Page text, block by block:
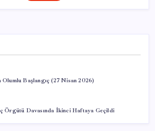
Başlangıç (27 Nisan 2026)
Örgütü Davasında İkinci Haftaya Geçildi